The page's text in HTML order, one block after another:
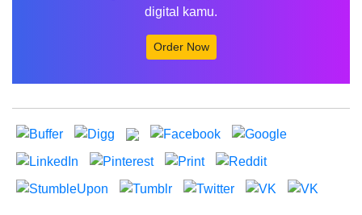
digital kamu.
Order Now